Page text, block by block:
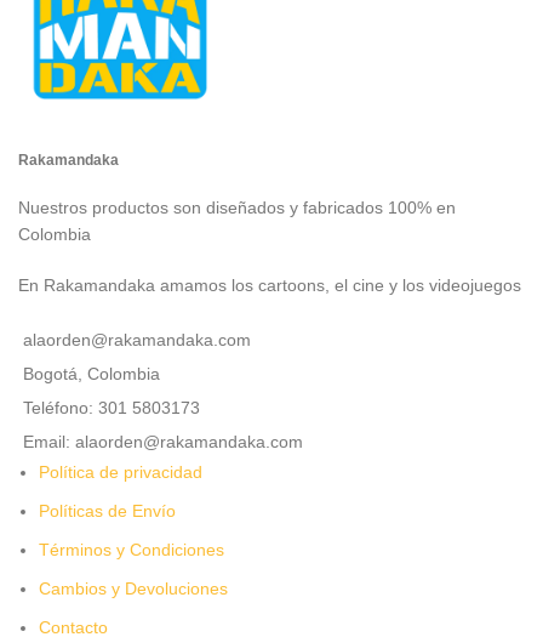
Rakamandaka
Nuestros productos son diseñados y fabricados 100% en
Colombia
En Rakamandaka amamos los cartoons, el cine y los videojuegos
alaorden@rakamandaka.com
Bogotá, Colombia
Teléfono: 301 5803173
Email: alaorden@rakamandaka.com
Política de privacidad
Políticas de Envío
Términos y Condiciones
Cambios y Devoluciones
Contacto